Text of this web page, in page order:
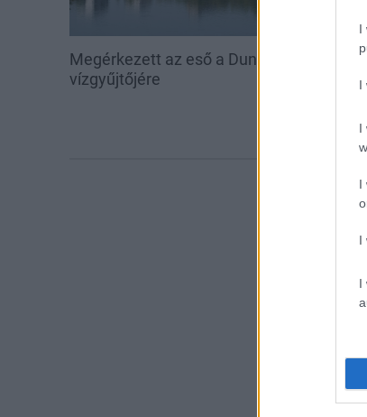
I
I
I
I
I
I
Megérkezett az eső a Duna
vízgyűjtőjére
Amire